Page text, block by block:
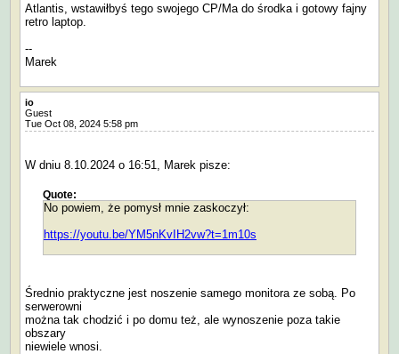
Atlantis, wstawiłbyś tego swojego CP/Ma do środka i gotowy fajny
retro laptop.
--
Marek
io
Guest
Tue Oct 08, 2024 5:58 pm
W dniu 8.10.2024 o 16:51, Marek pisze:
Quote:
No powiem, że pomysł mnie zaskoczył:
https://youtu.be/YM5nKvIH2vw?t=1m10s
Średnio praktyczne jest noszenie samego monitora ze sobą. Po
serwerowni
można tak chodzić i po domu też, ale wynoszenie poza takie
obszary
niewiele wnosi.